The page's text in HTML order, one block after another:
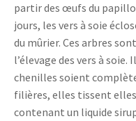
partir des œufs du
jours, les vers à soie
du mûrier. Ces arbres
l’élevage des vers à
chenilles soient
filières, elles tissent
contenant un liquide